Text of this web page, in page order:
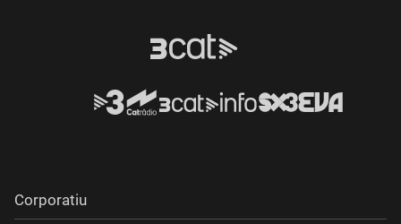
Corporatiu